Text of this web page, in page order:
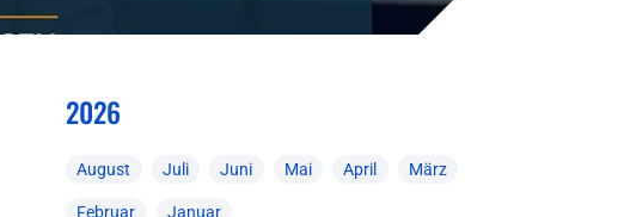
2026
August Juli Juni Mai April März
Februar Januar